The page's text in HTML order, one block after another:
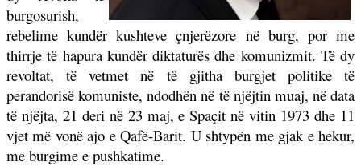
burgosurish,
rebelime kundër kushteve çnjerëzore në burg, por me
thirrje të hapura kundër diktaturës dhe komunizmit. Të dy
revoltat, të vetmet në të gjitha burgjet politike të
perandorisë komuniste, ndodhën në të njëjtin muaj, në data
të njëjta, 21 deri në 23 maj, e Spaçit në vitin 1973 dhe 11
vjet më vonë ajo e Qafë-Barit. U shtypën me gjak e hekur,
me burgime e pushkatime.